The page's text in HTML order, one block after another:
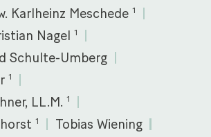
Karlheinz Meschede 1
Nagel 1
Schulte-Umberg
1
LL.M. 1
1
Tobias Wiening